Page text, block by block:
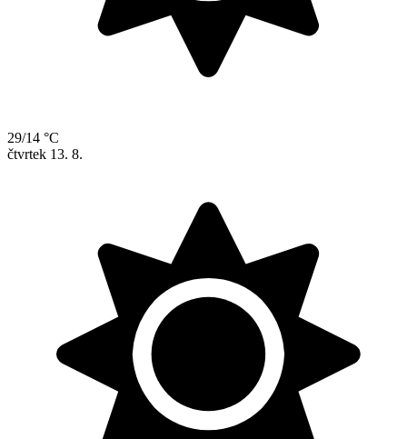
29/14 °C
čtvrtek 13. 8.